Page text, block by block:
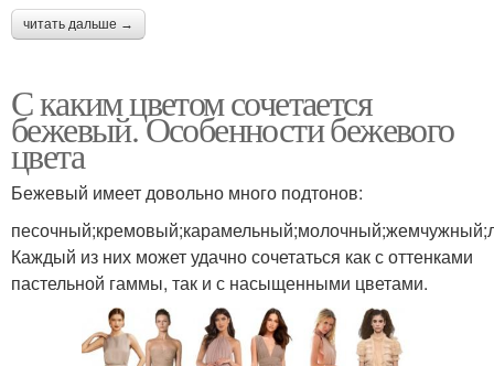
читать дальше →
С каким цветом сочетается
бежевый. Особенности бежевого
цвета
Бежевый имеет довольно много подтонов:
Каждый из них может удачно сочетаться как с оттенками
пастельной гаммы, так и с насыщенными цветами.